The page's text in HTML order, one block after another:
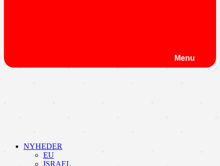
Menu
NYHEDER
EU
ISRAEL